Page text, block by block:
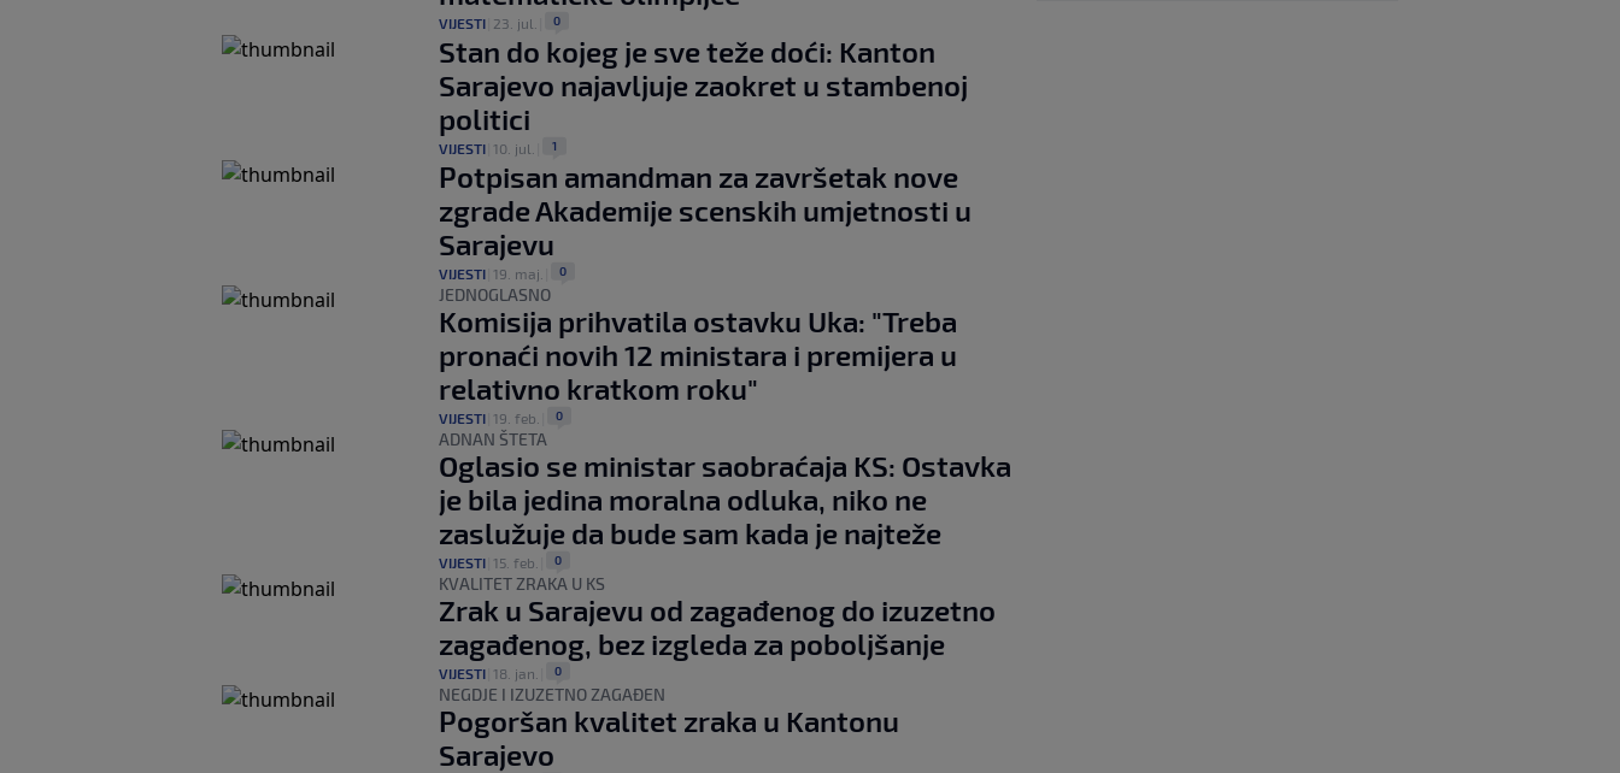
VIJESTI 23. jul. 0
Stan do kojeg je sve teže doći: Kanton
Sarajevo najavljuje zaokret u stambenoj
politici
VIJESTI 10. jul. 1
Potpisan amandman za završetak nove
zgrade Akademije scenskih umjetnosti u
Sarajevu
VIJESTI 19. maj. 0
JEDNOGLASNO
Komisija prihvatila ostavku Uka: "Treba
pronaći novih 12 ministara i premijera u
relativno kratkom roku"
VIJESTI 19. feb. 0
ADNAN ŠTETA
Oglasio se ministar saobraćaja KS: Ostavka
je bila jedina moralna odluka, niko ne
zaslužuje da bude sam kada je najteže
VIJESTI 15. feb. 0
KVALITET ZRAKA U KS
Zrak u Sarajevu od zagađenog do izuzetno
zagađenog, bez izgleda za poboljšanje
VIJESTI 18. jan. 0
NEGDJE I IZUZETNO ZAGAĐEN
Pogoršan kvalitet zraka u Kantonu
Sarajevo